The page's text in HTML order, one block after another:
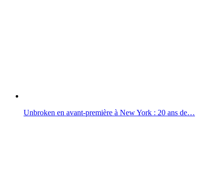
Unbroken en avant-première à New York : 20 ans de…